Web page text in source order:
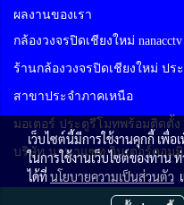
ผลงานของเรา
กล้องวงจรปิดเชียงใหม่ nanacctv
ร้านกล้องวงจรปิดเชียงใหม่ ปร
สาขาประจำภาคเหนือ
มอเตอร์ ประตูรีโมทพร้อมติดตั้ง
บริษัท นานาแซท อินเตอร์คอม
เว็บไซต์นี้มีการใช้งานคุกกี้ เพื่
ในการใช้งานเว็บไซต์ของท่าน
ได้ที่นโยบายความเป็นส่วนตัว